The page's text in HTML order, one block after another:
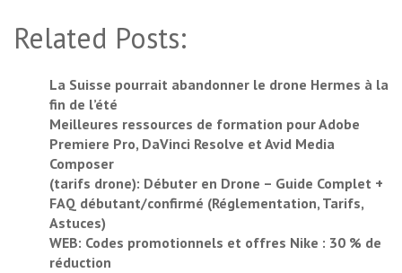
Related Posts:
La Suisse pourrait abandonner le drone Hermes à la
fin de l’été
Meilleures ressources de formation pour Adobe
Premiere Pro, DaVinci Resolve et Avid Media
Composer
(tarifs drone): Débuter en Drone – Guide Complet +
FAQ débutant/confirmé (Réglementation, Tarifs,
Astuces)
WEB: Codes promotionnels et offres Nike : 30 % de
réduction